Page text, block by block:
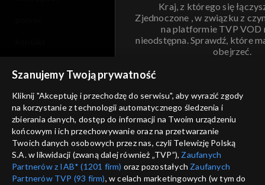
Kraj, z którego się
Zjednoczone , w związku z
na platformie TVP VOD
nieodstępna. Sprawdź, które
obejrzeć.
ANULUJ
informacje o dostawcy usług
Szanujemy Twoją prywatność
Kliknij "Akceptuję i przechodzę do serwisu", aby wyrazić zgody
na korzystanie z technologii automatycznego śledzenia i
zbierania danych, dostęp do informacji na Twoim urządzeniu
końcowym i ich przechowywanie oraz na przetwarzanie
Twoich danych osobowych przez nas, czyli Telewizję Polską
S.A. w likwidacji (zwaną dalej również „TVP”), Zaufanych
Partnerów z IAB* (1201 firm) oraz pozostałych Zaufanych
Partnerów TVP (93 firm), w celach marketingowych (w tym do